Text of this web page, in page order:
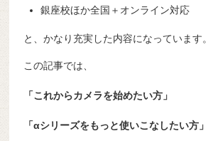
銀座校ほか全国＋オンライン対応
と、かなり充実した内容になっています。
この記事では、
「これからカメラを始めたい方」
「αシリーズをもっと使いこなしたい方」